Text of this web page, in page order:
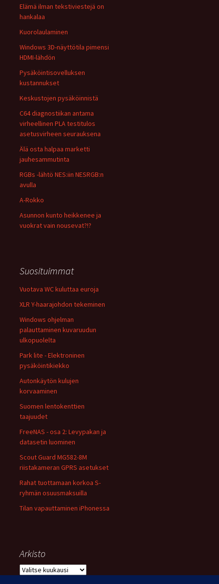
Elämä ilman tekstiviestejä on
hankalaa
Kuorolaulaminen
Windows 3D-näyttötila pimensi
HDMI-lähdön
Pysäköintisovelluksen
kustannukset
Keskustojen pysäköinnistä
C64 diagnostiikan antama
virheellinen PLA testitulos
asetusvirheen seurauksena
Älä osta halpaa marketti
jauhesammutinta
RGBs -lähtö NES:iin NESRGB:n
avulla
A-Rokko
Asunnon kunto heikkenee ja
vuokrat vain nousevat?!?
Suosituimmat
Vuotava WC kuluttaa euroja
XLR Y-haarajohdon tekeminen
Windows ohjelman
palauttaminen kuvaruudun
ulkopuolelta
Park lite - Elektroninen
pysäköintikiekko
Autonkäytön kulujen
korvaaminen
Suomen lentokenttien
taajuudet
FreeNAS - osa 2: Levypakan ja
datasetin luominen
Scout Guard MG582-8M
riistakameran GPRS asetukset
Rahat tuottamaan korkoa S-
ryhmän osuusmaksuilla
Tilan vapauttaminen iPhonessa
Arkisto
Arkisto